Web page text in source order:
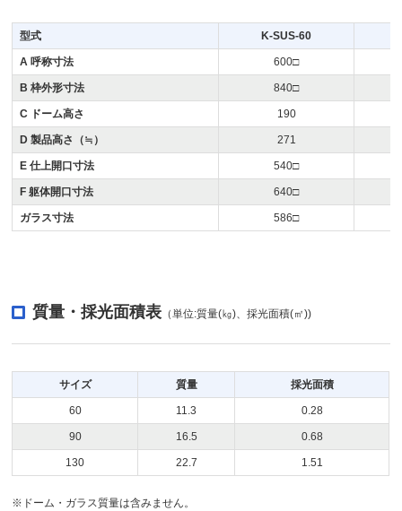
型式 K-SUS-60
A 呼称寸法 600□
B 枠外形寸法 840□
C ドーム高さ 190
D 製品高さ（≒） 271
E 仕上開口寸法 540□
F 躯体開口寸法 640□
ガラス寸法 586□
質量・採光面積表 （単位:質量(㎏)、採光面積(㎡))
サイズ 質量 採光面積
60 11.3 0.28
90 16.5 0.68
130 22.7 1.51
※ドーム・ガラス質量は含みません。